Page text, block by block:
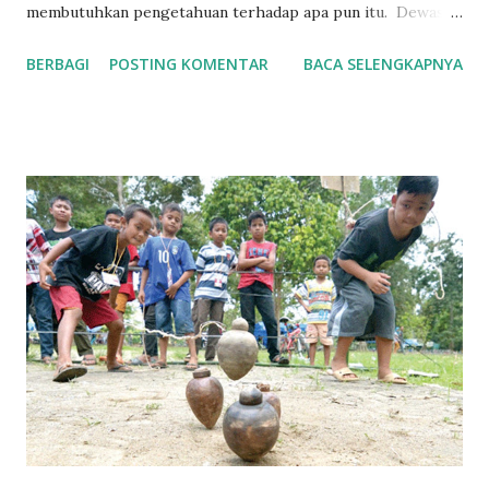
membutuhkan pengetahuan terhadap apa pun itu. Dewasa
tidak lain karena masyarakat kita disuguhi kata-kata indah
kapitalisme. Kita cenderung jarang berpikir dan merasa,
atau bahkan merenung tentang hakikat cinta dan justru
menempuh cara-cara yang menjauhi nilai-nilai holistik dari
cinta. Kedalaman hidup, makna cinta sejati, sulit ditemukan
dalam manusia kapitalis jika tidak ada perjuangan yang
konsisten menuju sistem lain. Karena mereka tidak bisa
berpikir banyak di luar hubungan kepemilikan pribadi serta
upaya-upaya dan tindakan-tindakan untuk mengatur
hubungan pertukaran ...
BERBAGI POSTING KOMENTAR BACA SELENGKAPNYA